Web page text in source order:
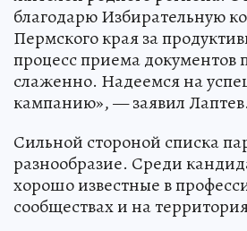
благодарю Избирательную
Пермского края за
процесс приема документов
слаженно. Надеемся на
кампанию», — заявил Лаптев.
Сильной стороной списка
разнообразие. Среди
хорошо известные в
сообществах и на